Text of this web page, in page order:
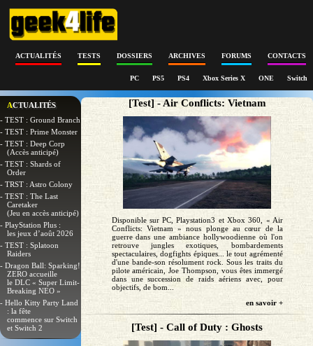
ACTUALITÉS TESTS DOSSIERS ARCHIVES FORUMS CONTACTS
PC PS5 PS4 Xbox Series X ONE Switch
ACTUALITÉS
- TEST : Ground Branch
- TEST : Prime Monster
- TEST : Deep Corp
(Accès anticipé)
- TEST : Shards of
Order
- TRST : Astro Colony
- TEST : The Last
Caretaker
(Jeu en accès anticipé)
- PlayStation Plus :
les jeux d’août 2026
- TEST : Splatoon
Raiders
- Dragon Ball: Sparking!
ZERO accueille
le DLC « Super Limit-
Breaking NEO »
- Hello Kitty Party Land
: la fête
commence sur Switch
et Switch 2
[Test] - Air Conflicts: Vietnam
Disponible sur PC, Playstation3 et Xbox 360, « Air
Conflicts: Vietnam » nous plonge au cœur de la
guerre dans une ambiance hollywoodienne où l'on
retrouve jungles exotiques, bombardements
spectaculaires, dogfights épiques... le tout agrémenté
d'une bande-son résolument rock. Sous les traits du
pilote américain, Joe Thompson, vous êtes immergé
dans une succession de raids aériens avec, pour
objectifs, de bom...
en savoir +
[Test] - Call of Duty : Ghosts